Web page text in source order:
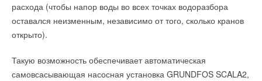
расхода (чтобы напор воды во всех точках водоразбора
оставался неизменным, независимо от того, сколько кранов
открыто).
Такую возможность обеспечивает автоматическая
самовсасывающая насосная установка GRUNDFOS SCALA2,